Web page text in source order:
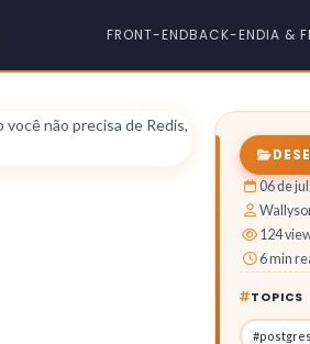
FRONT-ENDBACK-ENDIA &
06 de
124
6 min
TOPICS